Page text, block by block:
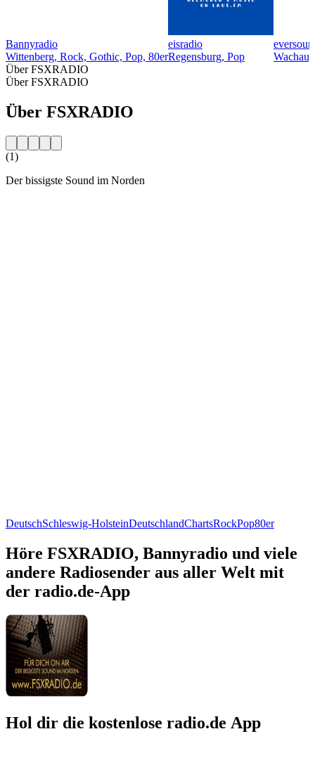
Bannyradio
Wittenberg, Rock, Gothic, Pop, 80er
eisradio
Regensburg, Pop
Über FSXRADIO
Über FSXRADIO
Über FSXRADIO
(1)
Der bissigste Sound im Norden
DeutschSchleswig-HolsteinDeutschlandChartsRockPop80er
Höre FSXRADIO, Bannyradio und viele
andere Radiosender aus aller Welt mit
der radio.de-App
Hol dir die kostenlose radio.de App